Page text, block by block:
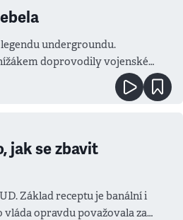
undergroundu.
doprovodily vojenské
jak se zbavit
Základ receptu je banální i
vláda opravdu považovala za